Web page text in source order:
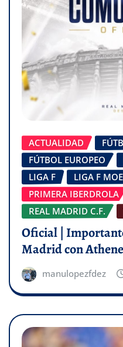
ACTUALIDAD
FÚTBOL EUROPEO
LIGA F
LIGA F
PRIMERA IBERDROLA
REAL MADRID C.F.
Oficial |
Madrid con
manulopezfdez